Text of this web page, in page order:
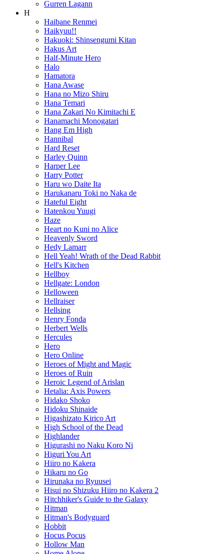
Gurren Lagann
H
Haibane Renmei
Haikyuu!!
Hakuoki: Shinsengumi Kitan
Hakus Art
Half-Minute Hero
Halo
Hamatora
Hana Awase
Hana no Mizo Shiru
Hana Temari
Hana Zakari No Kimitachi E
Hanamachi Monogatari
Hang Em High
Hannibal
Hard Reset
Harley Quinn
Harper Lee
Harry Potter
Haru wo Daite Ita
Harukanaru Toki no Naka de
Hateful Eight
Hatenkou Yuugi
Haze
Heart no Kuni no Alice
Heavenly Sword
Hedy Lamarr
Hell Yeah! Wrath of the Dead Rabbit
Hell's Kitchen
Hellboy
Hellgate: London
Helloween
Hellraiser
Hellsing
Henry Fonda
Herbert Wells
Hercules
Hero
Hero Online
Heroes of Might and Magic
Heroes of Ruin
Heroic Legend of Arislan
Hetalia: Axis Powers
Hidako Shoko
Hidoku Shinaide
Higashizato Kirico Art
High School of the Dead
Highlander
Higurashi no Naku Koro Ni
Higuri You Art
Hiiro no Kakera
Hikaru no Go
Hirunaka no Ryuusei
Hisui no Shizuku Hiiro no Kakera 2
Hitchhiker's Guide to the Galaxy
Hitman
Hitman's Bodyguard
Hobbit
Hocus Pocus
Hollow Man